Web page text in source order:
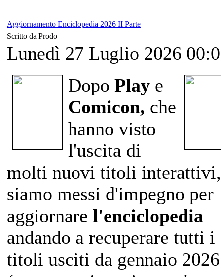
Aggiornamento Enciclopedia 2026 II Parte
Scritto da Prodo
Lunedì 27 Luglio 2026
Dopo Play e
Comicon, che
hanno visto
l'uscita di
molti nuovi titoli
siamo messi d'impegno per
aggiornare l'enciclopedia
andando a recuperare tutti i
titoli usciti da gennaio 2026